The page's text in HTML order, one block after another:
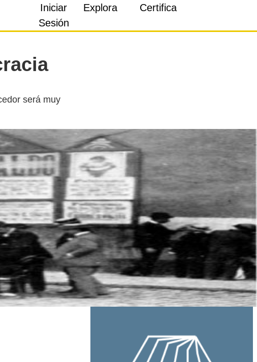
Iniciar
Sesión
Explora Certifica
será muy